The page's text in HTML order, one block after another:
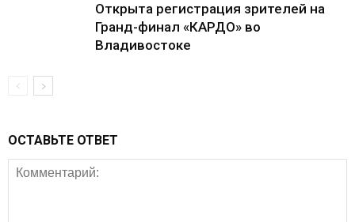
Открыта регистрация зрителей на
Гранд-финал «КАРДО» во
Владивостоке
ОСТАВЬТЕ ОТВЕТ